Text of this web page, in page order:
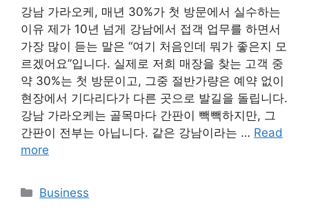
강남 가라오케, 매년 30%가 첫 방문에서 실수하는
이유 제가 10년 넘게 강남에서 접객 업무를 하면서
가장 많이 듣는 말은 “여기 처음인데 뭐가 좋은지 모
르겠어요”입니다. 실제로 저희 매장을 찾는 고객 중
약 30%는 첫 방문이고, 그중 절반가량은 예약 없이
현장에서 기다리다가 다른 곳으로 발길을 돌립니다.
강남 가라오케는 골목마다 간판이 빽빽하지만, 그
간판이 전부는 아닙니다. 같은 강남이라는 … Read
more
Categories
Business